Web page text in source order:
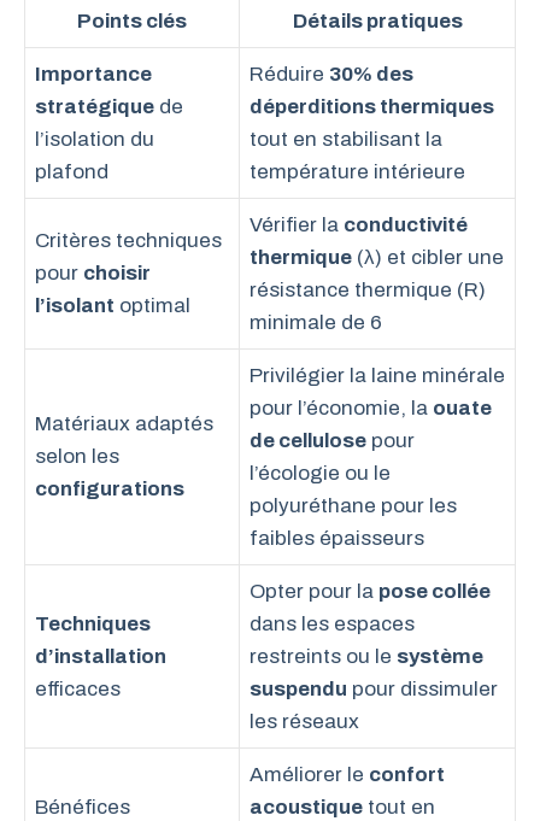
Points clés Détails pratiques
Importance
stratégique de
l’isolation du
plafond
Réduire 30% des
déperditions thermiques
tout en stabilisant la
température intérieure
Critères techniques
pour choisir
l’isolant optimal
Vérifier la conductivité
thermique (λ) et cibler une
résistance thermique (R)
minimale de 6
Matériaux adaptés
selon les
configurations
Privilégier la laine minérale
pour l’économie, la ouate
de cellulose pour
l’écologie ou le
polyuréthane pour les
faibles épaisseurs
Techniques
d’installation
efficaces
Opter pour la pose collée
dans les espaces
restreints ou le système
suspendu pour dissimuler
les réseaux
Bénéfices
Améliorer le confort
acoustique tout en